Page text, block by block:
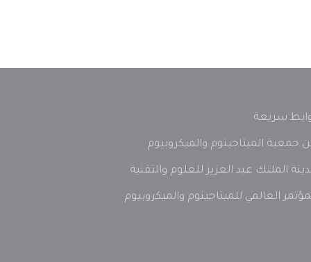
سريعة
جمعية الميتاجينوم والميكروبيوم
المللك عبد العزيز للعلوم والتقنية
العالمي للميتاجينوم والميكروبيوم